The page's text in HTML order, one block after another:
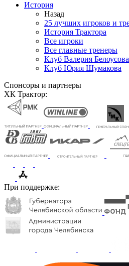
История
Назад
25 лучших игроков и
История Трактора
Все игроки
Все главные тренеры
Клуб Валерия Белоусова
Клуб Юрия Шумакова
Спонсоры и партнеры
ХК Трактор:
При поддержке: